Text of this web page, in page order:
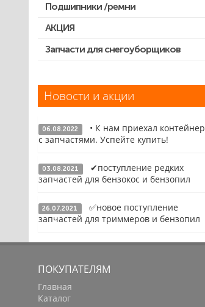
перфораторов
Выключатели, переключатели
Запчасти для УШМ (болгарок)
другие
Якоря, статоры
Щётки, щёточные узлы
Подшипники /ремни
АКЦИЯ
Скидка 50%
Запчасти для снегоуборщиков
Новости и акции
06.08.2022
• К нам приехал контейнер
с запчастями. Успейте купить!
Подробнее
03.08.2021
✔поступление редких
запчастей для бензокос и бензопил
Подробнее
26.07.2021
✅новое поступление
запчастей для триммеров и бензопил
ПОКУПАТЕЛЯМ
Главная
Каталог